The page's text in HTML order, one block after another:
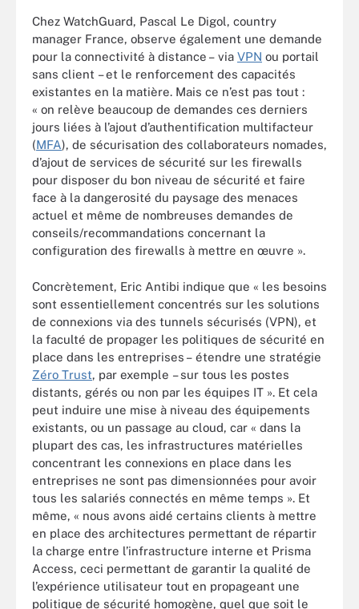
Chez WatchGuard, Pascal Le Digol, country
manager France, observe également une demande
pour la connectivité à distance – via VPN ou portail
sans client – et le renforcement des capacités
existantes en la matière. Mais ce n’est pas tout :
« on relève beaucoup de demandes ces derniers
jours liées à l’ajout d’authentification multifacteur
(MFA), de sécurisation des collaborateurs nomades,
d’ajout de services de sécurité sur les firewalls
pour disposer du bon niveau de sécurité et faire
face à la dangerosité du paysage des menaces
actuel et même de nombreuses demandes de
conseils/recommandations concernant la
configuration des firewalls à mettre en œuvre ».
Concrètement, Eric Antibi indique que « les besoins
sont essentiellement concentrés sur les solutions
de connexions via des tunnels sécurisés (VPN), et
la faculté de propager les politiques de sécurité en
place dans les entreprises – étendre une stratégie
Zéro Trust, par exemple – sur tous les postes
distants, gérés ou non par les équipes IT ». Et cela
peut induire une mise à niveau des équipements
existants, ou un passage au cloud, car « dans la
plupart des cas, les infrastructures matérielles
concentrant les connexions en place dans les
entreprises ne sont pas dimensionnées pour avoir
tous les salariés connectés en même temps ». Et
même, « nous avons aidé certains clients à mettre
en place des architectures permettant de répartir
la charge entre l’infrastructure interne et Prisma
Access, ceci permettant de garantir la qualité de
l’expérience utilisateur tout en propageant une
politique de sécurité homogène, quel que soit le